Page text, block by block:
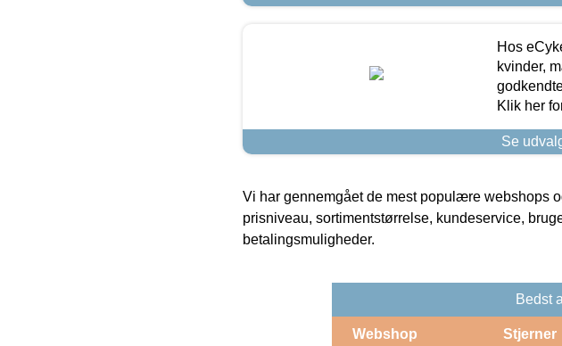
Hos
kvinder,
Klik her
Se
Vi har gennemgået de mest populære webshops
prisniveau, sortimentstørrelse, kundeservice,
betalingsmuligheder.
Bedst
Webshop Stjerner